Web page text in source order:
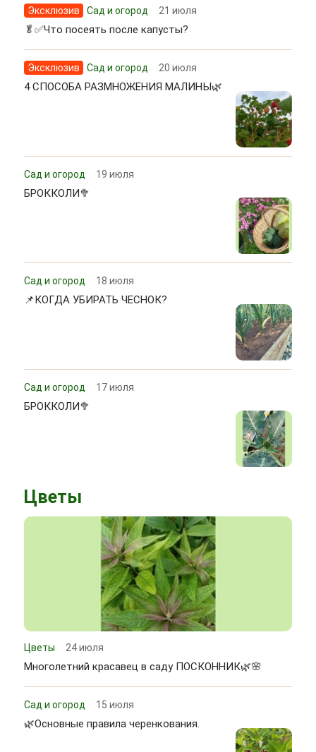
Эксклюзив Сад и огород 21 июля
🥬✅Что посеять после капусты?
Эксклюзив Сад и огород 20 июля
4 СПОСОБА РАЗМНОЖЕНИЯ МАЛИНЫ🌿
Сад и огород 19 июля
БРОККОЛИ🥦
Сад и огород 18 июля
📌КОГДА УБИРАТЬ ЧЕСНОК?
Сад и огород 17 июля
БРОККОЛИ🥦
Цветы
Цветы 24 июля
Многолетний красавец в саду ПОСКОННИК🌿🌸
Сад и огород 15 июля
🌿Основные правила черенкования.